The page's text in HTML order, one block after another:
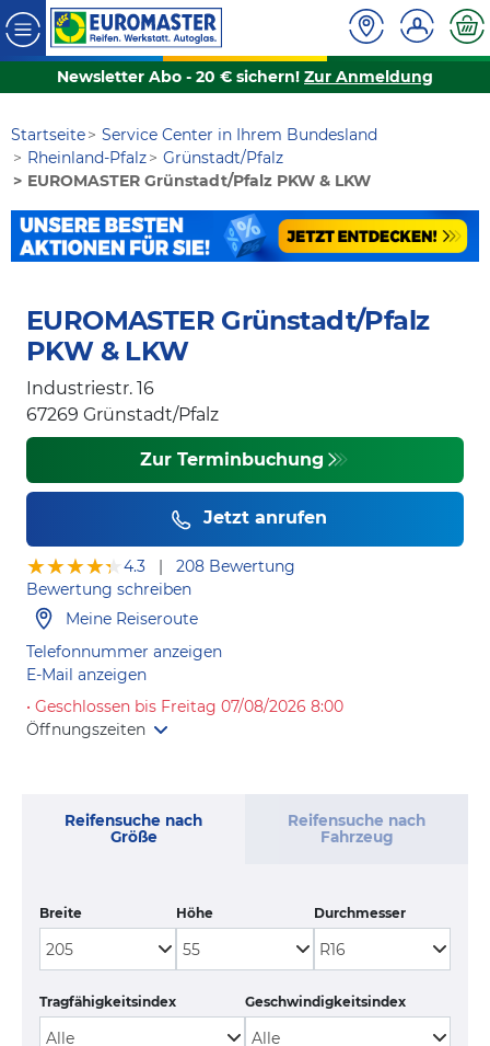
Newsletter Abo - 20 € sichern! Zur Anmeldung
Startseite
Service Center in Ihrem Bundesland
Rheinland-Pfalz
Grünstadt/Pfalz
EUROMASTER Grünstadt/Pfalz PKW & LKW
EUROMASTER Grünstadt/Pfalz
PKW & LKW
Industriestr. 16
67269 Grünstadt/Pfalz
Zur Terminbuchung
Jetzt anrufen
★★★★★
★★★★★4.3 |208 Bewertung
Bewertung schreiben
Meine Reiseroute
Telefonnummer anzeigen
E-Mail anzeigen
• Geschlossen bis Freitag 07/08/2026 8:00
Öffnungszeiten
Reifensuche nach
Größe
Reifensuche nach
Fahrzeug
Breite Höhe Durchmesser
Tragfähigkeitsindex Geschwindigkeitsindex